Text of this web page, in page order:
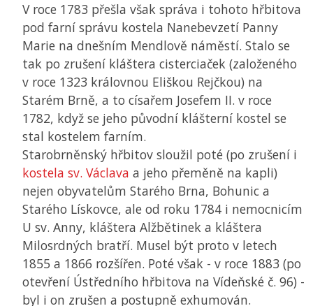
V roce 1783 přešla však správa i tohoto hřbitova
pod farní správu kostela Nanebevzetí Panny
Marie na dnešním Mendlově náměstí. Stalo se
tak po zrušení kláštera cisterciaček (založeného
v roce 1323 královnou Eliškou Rejčkou) na
Starém Brně, a to císařem Josefem II. v roce
1782, když se jeho původní klášterní kostel se
stal kostelem farním.
Starobrněnský hřbitov sloužil poté (po zrušení i
kostela sv. Václava a jeho přeměně na kapli)
nejen obyvatelům Starého Brna, Bohunic a
Starého Lískovce, ale od roku 1784 i nemocnicím
U sv. Anny, kláštera Alžbětinek a kláštera
Milosrdných bratří. Musel být proto v letech
1855 a 1866 rozšířen. Poté však - v roce 1883 (po
otevření Ústředního hřbitova na Vídeňské č. 96) -
byl i on zrušen a postupně exhumován.